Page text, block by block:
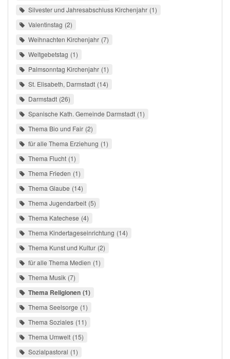
Silvester und Jahresabschluss Kirchenjahr 1
Valentinstag 2
Weihnachten Kirchenjahr 7
Weltgebetstag 1
Palmsonntag Kirchenjahr 1
St. Elisabeth, Darmstadt 14
Darmstadt 26
Spanische Kath. Gemeinde Darmstadt 1
Thema Bio und Fair 2
für alle Thema Erziehung 1
Thema Flucht 1
Thema Frieden 1
Thema Glaube 14
Thema Jugendarbeit 5
Thema Katechese 4
Thema Kindertageseinrichtung 14
Thema Kunst und Kultur 2
für alle Thema Medien 1
Thema Musik 7
Thema Religionen 1
Thema Seelsorge 1
Thema Soziales 11
Thema Umwelt 15
Sozialpastoral 1